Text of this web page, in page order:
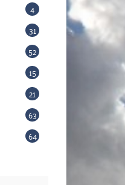
4
31
52
15
21
63
64